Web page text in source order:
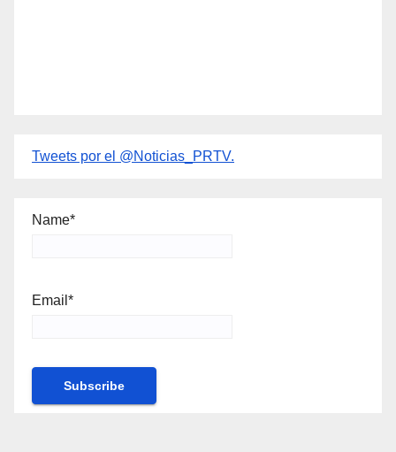
Tweets por el @Noticias_PRTV.
Name*
Email*